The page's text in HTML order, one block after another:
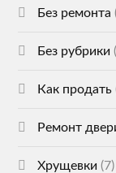
Без ремонта
Без рубрики
Как продать
Ремонт
Хрущевки (7)